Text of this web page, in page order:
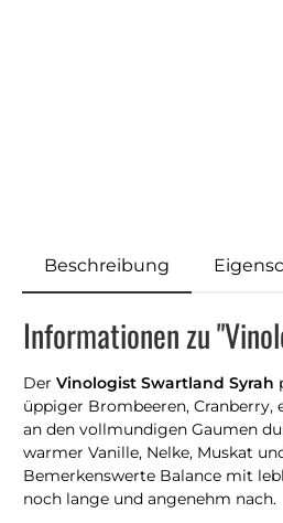
Beschreibung
Informationen zu
Der Vinologist Swartland Syrah
üppiger Brombeeren, Cranberry,
an den vollmundigen Gaumen
warmer Vanille, Nelke, Muskat
Bemerkenswerte Balance mit
noch lange und angenehm nach.